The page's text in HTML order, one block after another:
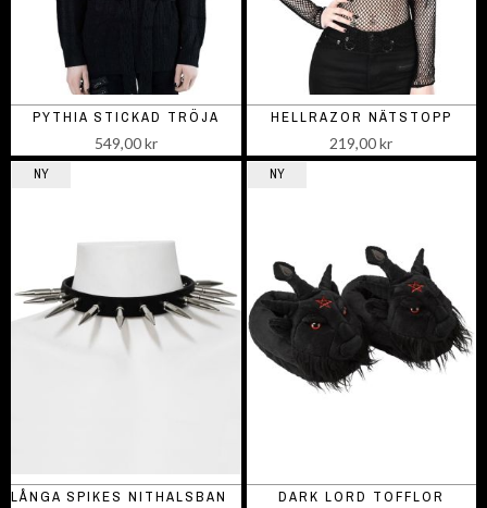
PYTHIA STICKAD TRÖJA
549,00 kr
HELLRAZOR NÄTSTOPP
219,00 kr
NY NY
DARK LORD TOFFLOR